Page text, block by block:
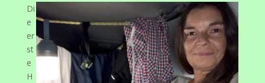
Di
e
er
st
e
H